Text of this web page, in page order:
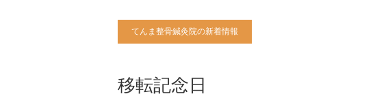
てんま整骨鍼灸院の新着情報
移転記念日